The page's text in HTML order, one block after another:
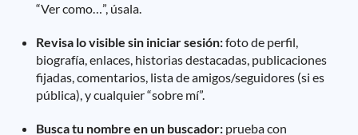
“Ver como…”, úsala.
Revisa lo visible sin iniciar sesión:foto de perfil,
biografía, enlaces, historias destacadas, publicaciones
fijadas, comentarios, lista de amigos/seguidores (si es
pública), y cualquier “sobre mí”.
Busca tu nombre en un buscador: prueba con